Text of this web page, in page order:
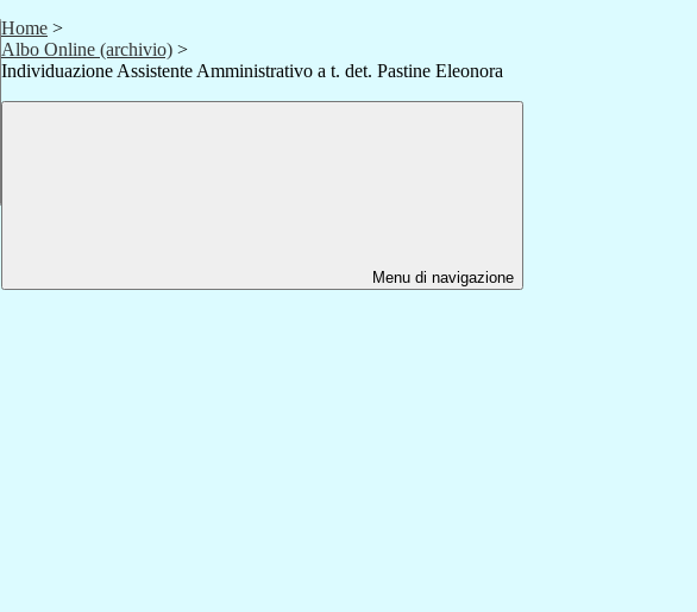
Home >
Albo Online (archivio) >
Individuazione Assistente Amministrativo a t. det. Pastine Eleonora
Menu di navigazione